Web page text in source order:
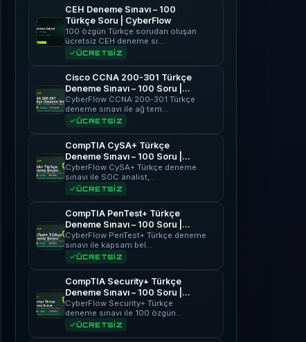
CEH Deneme Sınavı – 100
Türkçe Soru | CyberFlow
100 özgün Türkçe sorudan oluşan
ücretsiz CEH deneme sı…
ÜCRETSİZ
Cisco CCNA 200-301 Türkçe
Deneme Sınavı – 100 Soru |
CyberFlow
CyberFlow CCNA 200-301 Türkçe
deneme sınavı ile ağ tem…
ÜCRETSİZ
CompTIA CySA+ Türkçe
Deneme Sınavı – 100 Soru |
CyberFlow
CyberFlow CySA+ Türkçe deneme
sınavı ile SOC analist,…
ÜCRETSİZ
CompTIA PenTest+ Türkçe
Deneme Sınavı – 100 Soru |
CyberFlow
CyberFlow PenTest+ Türkçe deneme
sınavı ile kapsam bel…
ÜCRETSİZ
CompTIA Security+ Türkçe
Deneme Sınavı – 100 Soru |
CyberFlow
CyberFlow Security+ Türkçe
deneme sınavı ile 100 özgün…
ÜCRETSİZ